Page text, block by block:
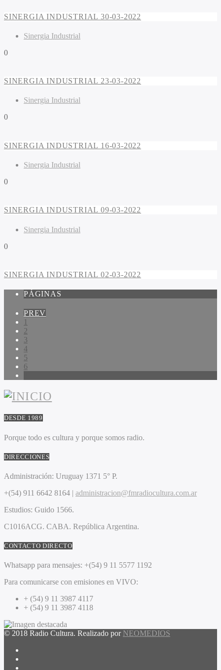
SINERGIA INDUSTRIAL 30-03-2022
Sinergia Industrial
0
SINERGIA INDUSTRIAL 23-03-2022
Sinergia Industrial
0
SINERGIA INDUSTRIAL 16-03-2022
Sinergia Industrial
0
SINERGIA INDUSTRIAL 09-03-2022
Sinergia Industrial
0
SINERGIA INDUSTRIAL 02-03-2022
PÁGINAS
PREV
1
2
3
4
5
6
DESDE 1989
Porque todo es cultura y porque somos radio.
DIRECCIONES
Administración: Uruguay 1371 5° P.
+(54) 911 6642 8164 | administracion@fmradiocultura.com.ar
Estudios: Guido 1566.
C1016ACG. CABA. República Argentina.
CONTACTO DIRECTO
Whatsapp para mensajes: +(54) 9 11 5577 1192
Para comunicarse con emisiones en VIVO:
+ (54) 9 11 3987 4117
+ (54) 9 11 3987 4118
© 2018 Radio Cultura. Realizado por NEOMEDIOS